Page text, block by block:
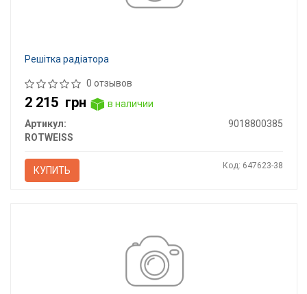
Решітка радіатора
0 отзывов
2 215 грн
в наличии
Артикул:
9018800385
ROTWEISS
КУПИТЬ Код: 647623-38